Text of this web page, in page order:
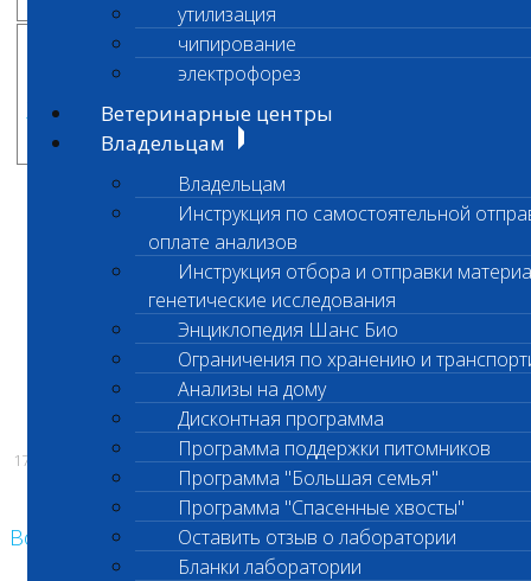
утилизация
чипирование
электрофорез
Ветеринарные центры
Владельцам
Владельцам
Инструкция по самостоятельной
оплате анализов
Инструкция отбора и отправки
генетические исследования
Энциклопедия Шанс Био
Ограничения по хранению и
Анализы на дому
Дисконтная программа
Программа поддержки питомников
Программа "Большая семья"
Программа "Спасенные хвосты"
Оставить отзыв о лаборатории
Бланки лаборатории
2761
Сенсорная невропатия собак
(SN)
Подробнее вы можете узнать в разделе
"Новинки"
17.12.2020
Возврат к списку